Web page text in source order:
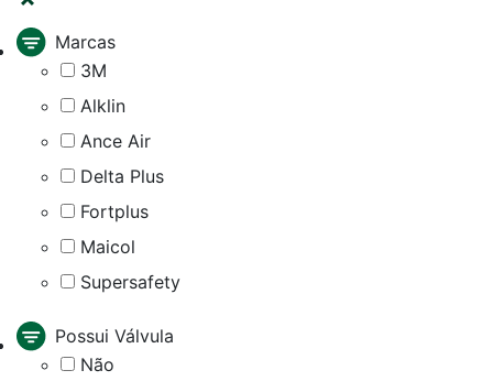
Marcas
3M
Alklin
Ance Air
Delta Plus
Fortplus
Maicol
Supersafety
Possui Válvula
Não